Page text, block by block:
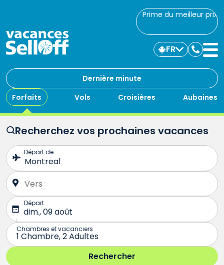
Prime du meilleur prix
Dernière minute
Forfaits
Vols Croisières Aubaines
FR
avec
Recherchez vos prochaines vacances